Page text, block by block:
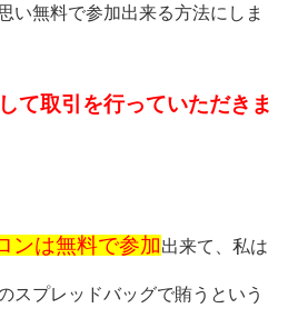
い無料で参加出来る方法にしま
て取引を行っていただきま
ンは無料で参加出来て、 私は
スプレッドバッグで賄うという